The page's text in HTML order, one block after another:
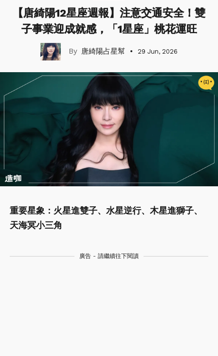
【唐綺陽12星座週報】注意交通安全！雙
子事業迎成就感，「1星座」桃花運旺
唐綺陽占星幫 29 Jun, 2026
重要星象：火星進雙子、水星逆行、木星進獅子、
天海冥小三角
廣告 - 請繼續往下閱讀